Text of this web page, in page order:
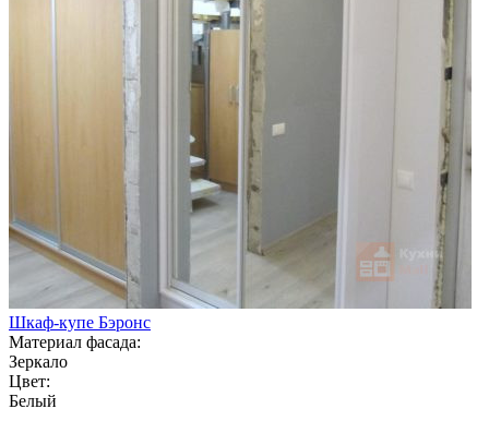
Шкаф-купе Бэронс
Материал фасада:
Зеркало
Цвет:
Белый